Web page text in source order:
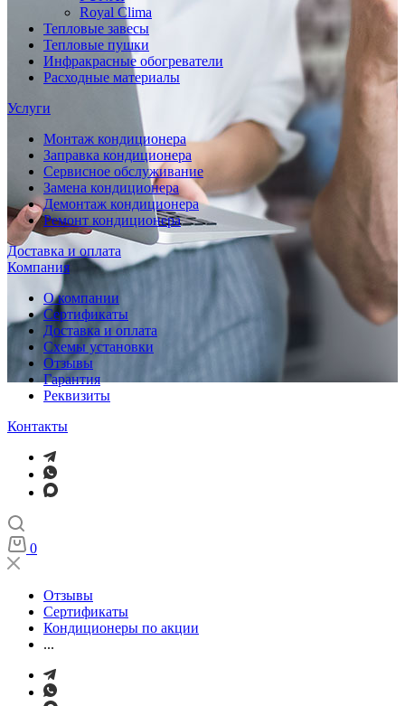
Royal Clima
Тепловые завесы
Тепловые пушки
Инфракрасные обогреватели
Расходные материалы
Услуги
Монтаж кондиционера
Заправка кондиционера
Сервисное обслуживание
Замена кондиционера
Демонтаж кондиционера
Ремонт кондиционера
Доставка и оплата
Компания
О компании
Сертификаты
Доставка и оплата
Схемы установки
Отзывы
Гарантия
Реквизиты
Контакты
0
Отзывы
Сертификаты
Кондиционеры по акции
...